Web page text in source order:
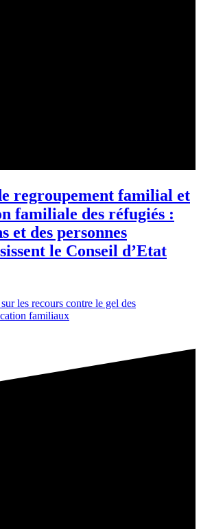
regroupement familial et
familiale des réfugiés :
et des personnes
le Conseil d’Etat
les recours contre le gel des
familiaux